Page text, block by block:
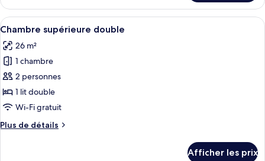
familiale
Chambre
quadruple
familiale
Afficher
toutes
les
photos
pour
ce
type
chambre :
15
Chambre supérieure double
26 m²
1 chambre
2 personnes
1 lit double
Wi-Fi gratuit
Plus de détails
Plus
Afficher les prix